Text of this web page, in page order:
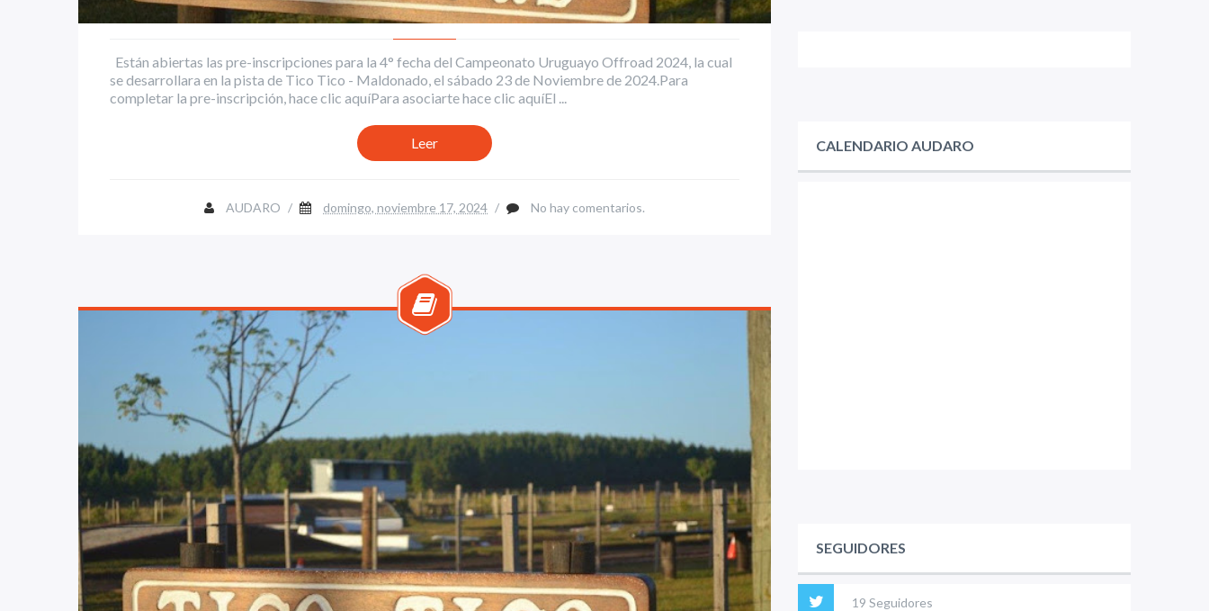
Están abiertas las pre-inscripciones para la 4° fecha del Campeonato Uruguayo Offroad 2024, la cual
se desarrollara en la pista de Tico Tico - Maldonado, el sábado 23 de Noviembre de 2024.Para
completar la pre-inscripción, hace clic aquíPara asociarte hace clic aquíEl ...
Leer
AUDARO / domingo, noviembre 17, 2024 / No hay comentarios.
CALENDARIO AUDARO
SEGUIDORES
19 Seguidores